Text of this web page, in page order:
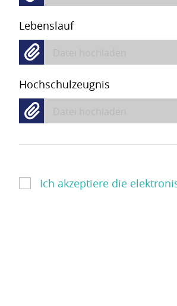
Lebenslauf
Hochschulzeugnis
Ich akzeptiere die